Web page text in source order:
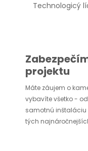
Technologicý
projektu
Máte záujem o
vybavíte všetko -
samotnú inštaláciu
tých